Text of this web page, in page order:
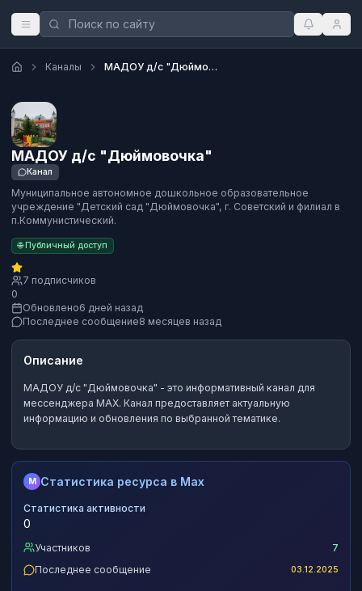
Каналы МАДОУ д/с "Дюймовочка"
МАДОУ д/с "Дюймовочка"
Канал
Муниципальное автономное дошкольное образовательное
учреждение "Детский сад "Дюймовочка", г. Советский и филиал в
п.Коммунистический.
🌐 Публичный доступ
7 подписчиков
0
Обновлено6 дней назад
Последнее сообщение8 месяцев назад
Описание
МАДОУ д/с "Дюймовочка" - это информативный канал для
мессенджера MAX. Канал предоставляет актуальную
информацию и обновления по выбранной тематике.
M Статистика ресурса в Max
Статистика активности
0
Участников
7
Последнее сообщение
03.12.2025